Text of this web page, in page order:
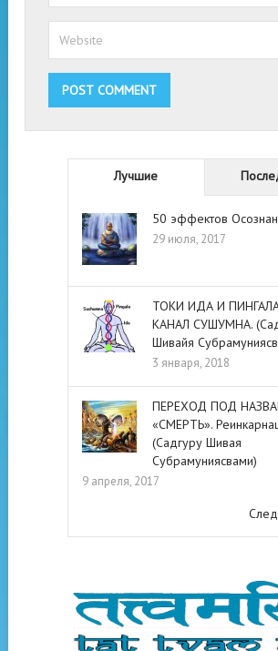
Лучшие
50 эффектов
29 июля, 2017
ТОКИ ИДА И
КАНАЛ СУШУМНА.
Шивайя
3 января, 2018
ПЕРЕХОД ПОД
«СМЕРТЬ».
(Садгуру Шивая
Субрамуниясвами)
9 апреля, 2017